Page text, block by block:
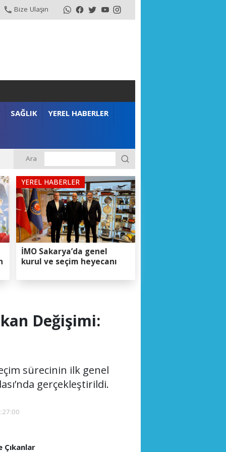
Bize Ulaşın
SAĞLIK YEREL HABERLER
Ara
YEREL HABERLER
İMO Sakarya’da genel
kurul ve seçim heyecanı
Değişimi:
sürecinin ilk genel
gerçekleştirildi.
Çıkanlar